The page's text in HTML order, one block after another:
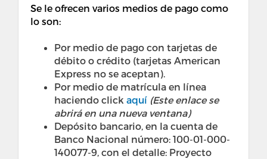
Se le ofrecen varios medios de pago como
lo son:
Por medio de pago con tarjetas de
débito o crédito (tarjetas American
Express no se aceptan). ​
Por medio de matrícula en línea
haciendo click aquí (Este enlace se
abrirá en una nueva ventana)
Depósito bancario, en la cuenta de
Banco Nacional número: 100-01-000-
140077-9, con el detalle: Proyecto